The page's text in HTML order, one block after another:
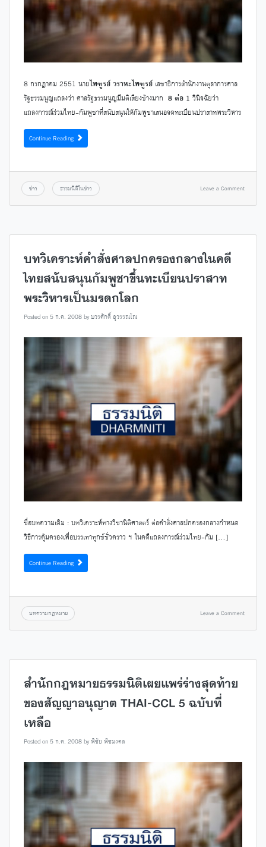
8 กรกฎาคม 2551 นายไพฑูรย์ วราหะไพฑูรย์ เลขาธิการสำนักงานตุลาการศาล
รัฐธรรมนูญแถลงว่า ศาลรัฐธรรมนูญมีมติเสียงข้างมาก 8 ต่อ 1 วินิจฉัยว่า
แถลงการณ์ร่วมไทย-กัมพูชาที่สนับสนุนให้กัมพูชาเสนอจดทะเบียนปราสาทพระวิหาร
Continue Reading
ข่าว ธรรมนิติในข่าว Leave a Comment
บทวิเคราะห์คำสั่งศาลปกครองกลางในคดี
ไทยสนับสนุนกัมพูชาขึ้นทะเบียนปราสาท
พระวิหารเป็นมรดกโลก
Posted on 5 ก.ค. 2008byบวรศักดิ์ อุวรรณโณ
ชื่อบทความเดิม : บทวิเคราะห์ทางวิชานิติศาสตร์ ต่อคำสั่งศาลปกครองกลางกำหนด
วิธีการคุ้มครองเพื่อบรรเทาทุกข์ชั่วคราว ฯ ในคดีแถลงการณ์ร่วมไทย-กัม […]
Continue Reading
บทความกฎหมาย Leave a Comment
สำนักกฎหมายธรรมนิติเผยแพร่ร่างสุดท้าย
ของสัญญาอนุญาต THAI-CCL 5 ฉบับที่
เหลือ
Posted on 5 ก.ค. 2008byพิชัย พืชมงคล